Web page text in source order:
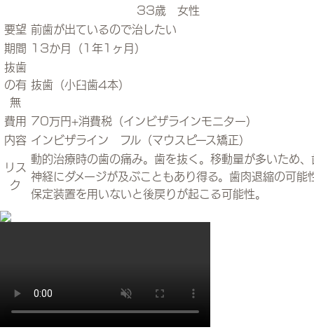
33歳 女性
要望 前歯が出ているので治したい
期間 13か月（1年1ヶ月）
抜歯
の有
無
抜歯（小臼歯4本）
費用 70万円+消費税（インビザラインモニター）
内容 インビザライン フル（マウスピース矯正）
リス
ク
動的治療時の歯の痛み。歯を抜く。移動量が多いため
神経にダメージが及ぶこともあり得る。歯肉退縮の可能
保定装置を用いないと後戻りが起こる可能性。